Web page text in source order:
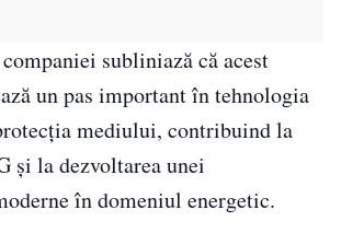
subliniază că acest
un pas important în tehnologia
mediului, contribuind la
și la dezvoltarea unei
în domeniul energetic.